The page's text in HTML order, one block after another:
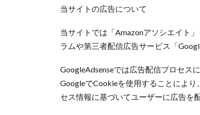
当サイトの広告について
当サイトでは「Amazonアソシエイト
ラムや第三者配信広告サービス「
GoogleAdsenseでは広告配信プロセス
GoogleでCookieを使用することによ
セス情報に基づいてユーザーに広告を